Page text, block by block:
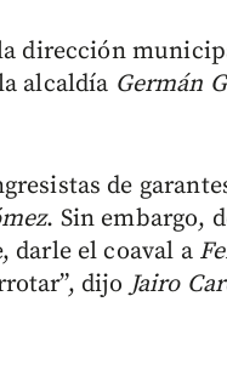
dirección
alcaldía Germán
de
. Sin embargo,
darle el coaval a
dijoJairo